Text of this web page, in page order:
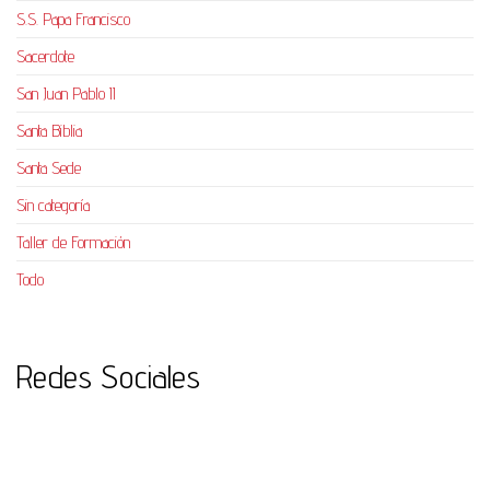
S.S. Papa Francisco
Sacerdote
San Juan Pablo II
Santa Biblia
Santa Sede
Sin categoría
Taller de Formación
Todo
Redes Sociales